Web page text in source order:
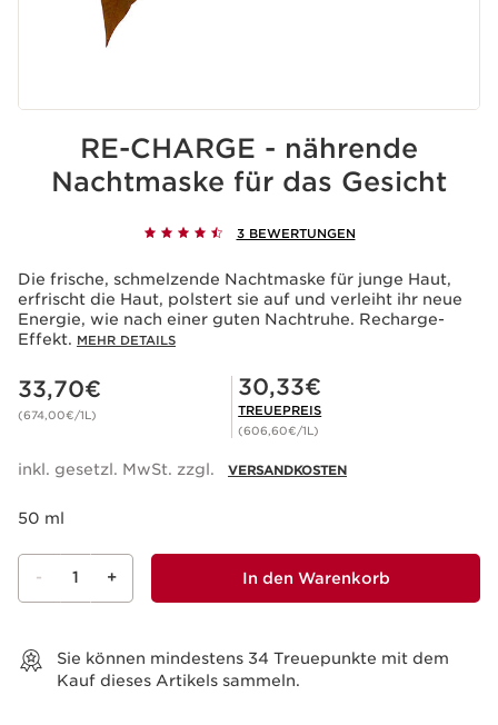
RE-CHARGE - nährende
Nachtmaske für das Gesicht
3 BEWERTUNGEN
Die frische, schmelzende Nachtmaske für junge Haut,
erfrischt die Haut, polstert sie auf und verleiht ihr neue
Energie, wie nach einer guten Nachtruhe. Recharge-
Effekt. MEHR DETAILS
Aktueller Preis 33,70€
33,70€
(674,00€/1L)
Mitgliederpreis 30,33€
30,33€
TREUEPREIS
(606,60€/1L)
inkl. gesetzl. MwSt. zzgl. VERSANDKOSTEN
50 ml
- 1 + In den Warenkorb
Sie können mindestens 34 Treuepunkte mit dem
Kauf dieses Artikels sammeln.